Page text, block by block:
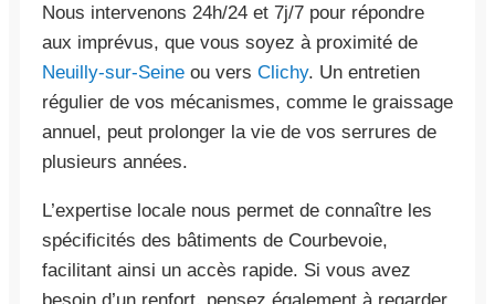
Nous intervenons 24h/24 et 7j/7 pour répondre
aux imprévus, que vous soyez à proximité de
Neuilly-sur-Seine ou vers Clichy. Un entretien
régulier de vos mécanismes, comme le graissage
annuel, peut prolonger la vie de vos serrures de
plusieurs années.
L’expertise locale nous permet de connaître les
spécificités des bâtiments de Courbevoie,
facilitant ainsi un accès rapide. Si vous avez